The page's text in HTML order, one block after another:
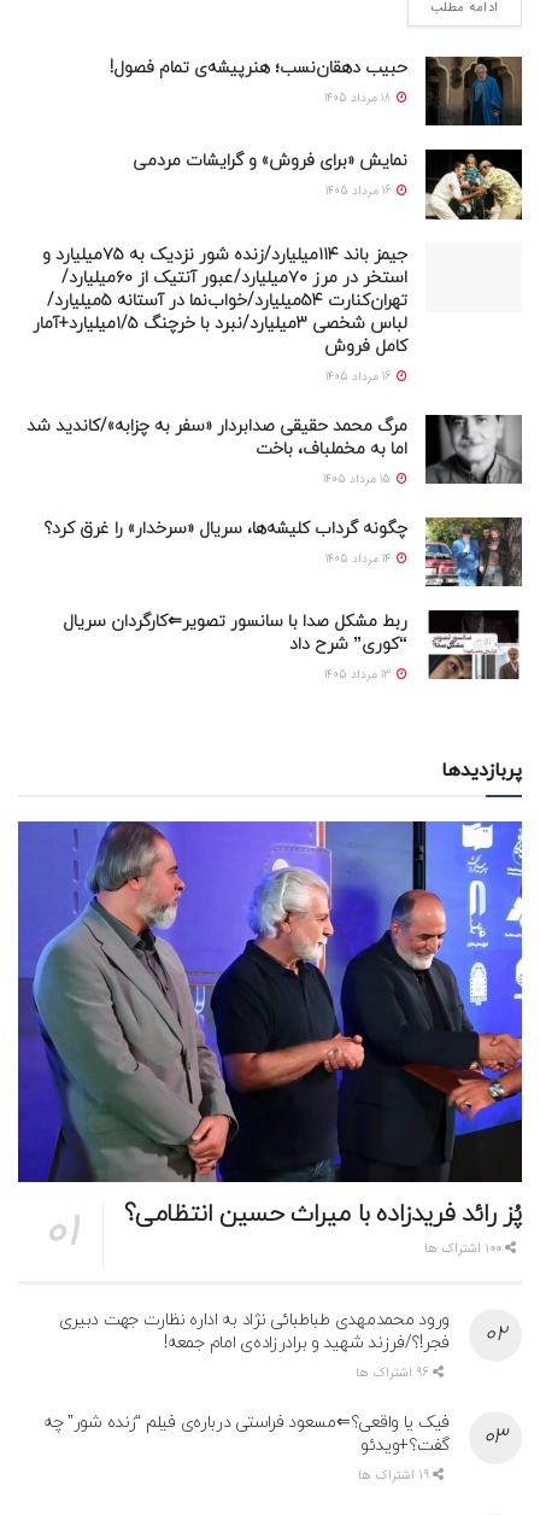
ادامه مطلب
حبیب دهقان‌نسب؛ هنرپیشه‌‌‌ی تمام فصول!
نمایش «برای فروش» و گرایشات مردمی
جیمز باند ۱۱۴میلیارد/زنده شور نزدیک به ۷۵میلیارد و
استخر در مرز ۷۰میلیارد/عبور آنتیک از ۶۰میلیارد/
تهران‌کنارت ۵۴میلیارد/خواب‌نما در آستانه ۵میلیارد/
لباس شخصی ۳میلیارد/نبرد با خرچنگ ۱/۵میلیارد+آمار
کامل فروش
مرگ محمد حقیقی صدابردار «سفر به چزابه»/کاندید شد
اما به مخملباف، باخت
چگونه گرداب کلیشه‌ها، سریال «سرخدار» را غرق کرد؟
ربط مشکل صدا با سانسور تصویر⇐کارگردان سریال
“کوری” شرح داد
پربازدیدها
پُز رائد فریدزاده با میراث حسین انتظامی؟
ورود محمدمهدی طباطبائی نژاد به اداره نظارت جهت دبیری
فجر!؟/فرزند شهید و برادرزاده‌ی امام جمعه!
فیک یا واقعی؟⇐مسعود فراستی درباره‌ی فیلم “زنده شور” چه
گفت؟+ویدئو